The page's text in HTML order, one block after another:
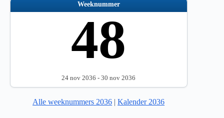
Weeknummer
48
24 nov 2036 - 30 nov 2036
Alle weeknummers 2036 |Kalender 2036